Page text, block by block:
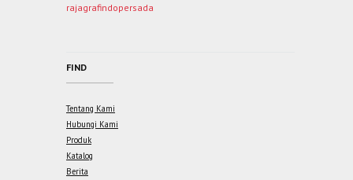
rajagrafindopersada
FIND
Tentang Kami
Hubungi Kami
Produk
Katalog
Berita